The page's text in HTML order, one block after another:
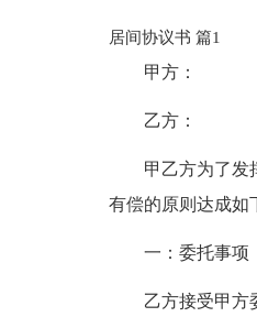
居间协议书 篇1
甲方：
乙方：
甲乙方为了发
有偿的原则达成如
一：委托事项
乙方接受甲方